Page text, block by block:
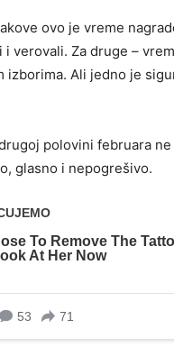
ovo je vreme
verovali. Za druge –
izborima. Ali jedno je
polovini februara
glasno i nepogrešivo.